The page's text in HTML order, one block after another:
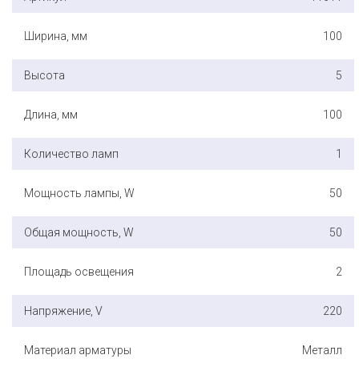
Ширина, мм 100
Высота 5
Длина, мм 100
Количество ламп 1
Мощность лампы, W 50
Общая мощность, W 50
Площадь освещения 2
Напряжение, V 220
Материал арматуры Металл